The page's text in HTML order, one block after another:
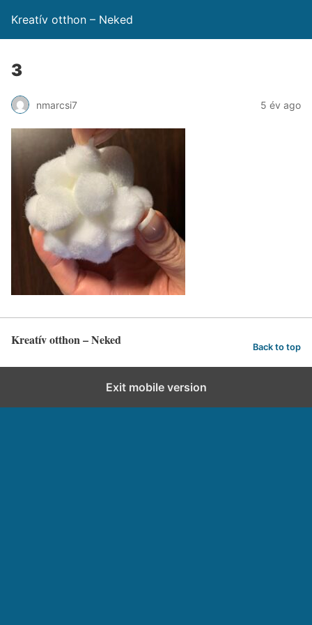
Kreatív otthon – Neked
3
nmarcsi7 5 év ago
Kreatív otthon – Neked Back to top
Exit mobile version